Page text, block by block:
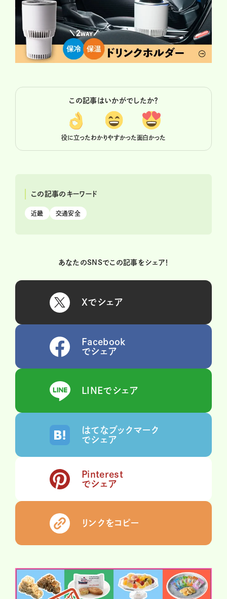
この記事はいかがでしたか？
役に立ったわかりやすかった面白かった
この記事のキーワード
近畿 交通安全
あなたのSNSでこの記事をシェア！
Xでシェア
Facebook
でシェア
LINEでシェア
はてなブックマーク
でシェア
Pinterest
でシェア
リンクをコピー